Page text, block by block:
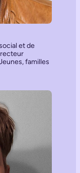
et de
familles